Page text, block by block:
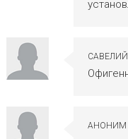
САВЕЛИЙ
АНОНИМ